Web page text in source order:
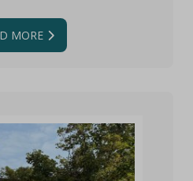
MORE